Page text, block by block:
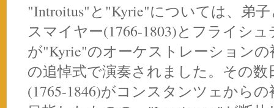
"Introitus"と"Kyrie"については、弟
スマイヤー(1766-1803)とフライシ
が"Kyrie"のオーケストレーション
の追悼式で演奏されました。その
(1765-1846)がコンスタンツェから